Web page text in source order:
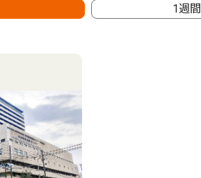
1週間